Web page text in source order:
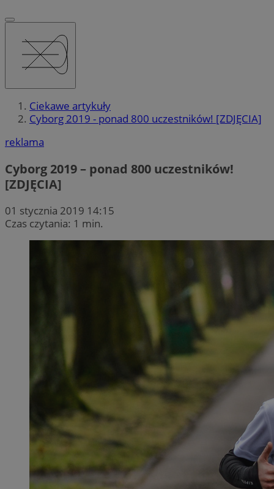
Ciekawe artykuły
Cyborg 2019 - ponad 800 uczestników! [ZDJĘCIA]
reklama
Cyborg 2019 – ponad 800 uczestników!
[ZDJĘCIA]
01 stycznia 2019 14:15
Czas czytania: 1 min.